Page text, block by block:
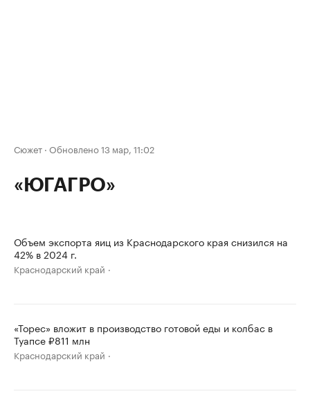
Сюжет · Обновлено 13 мар, 11:02
«ЮГАГРО»
Объем экспорта яиц из Краснодарского края снизился на
42% в 2024 г.
Краснодарский край
«Торес» вложит в производство готовой еды и колбас в
Туапсе ₽811 млн
Краснодарский край